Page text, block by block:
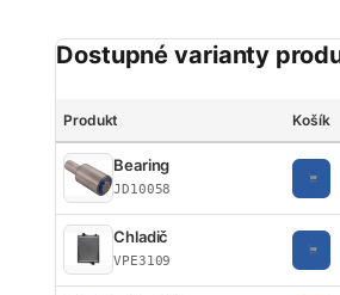
Dostupné varianty
Produkt Košík
Bearing
JD10058
Chladič
VPE3109